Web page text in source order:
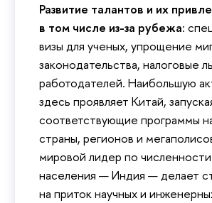
Развитие талантов и их
в том числе из-за рубежа:
визы для ученых, упрощение
законодательства, налоговые
работодателей. Наибольшую
здесь проявляет Китай,
соответствующие программы
страны, регионов и
мировой лидер по численности
населения — Индия — делает
на приток научных и